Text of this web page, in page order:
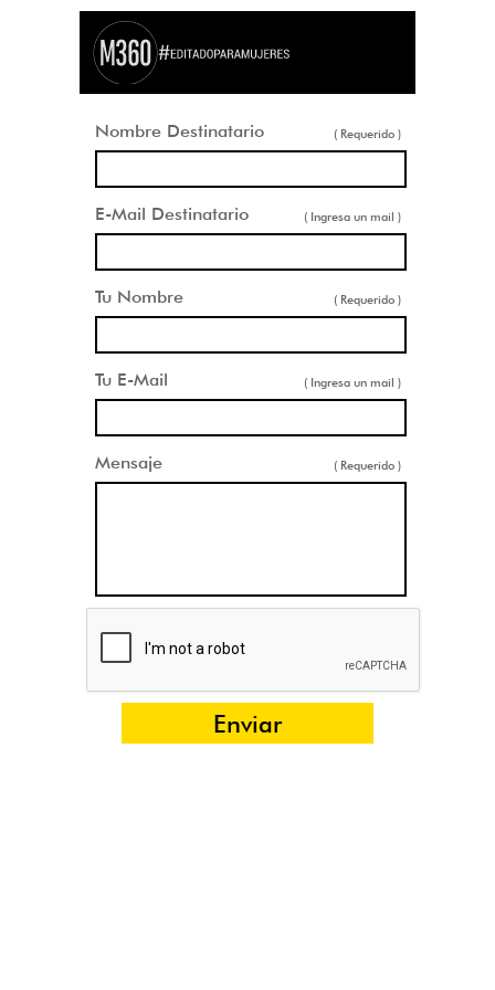
Nombre Destinatario ( Requerido )
E-Mail Destinatario ( Ingresa un mail )
Tu Nombre ( Requerido )
Tu E-Mail ( Ingresa un mail )
Mensaje ( Requerido )